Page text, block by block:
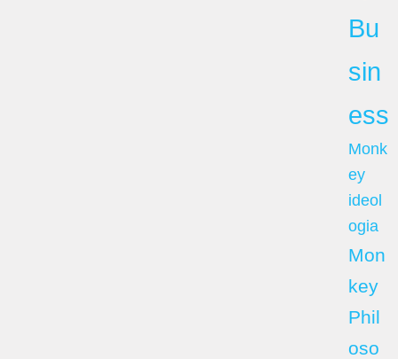
Bu
sin
ess
Monk
ey
ideol
ogia
Mon
key
Phil
oso